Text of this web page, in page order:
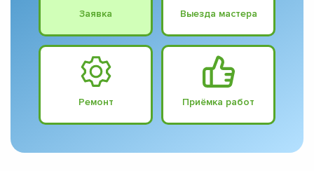
Заявка Выезда мастера
Ремонт Приёмка работ